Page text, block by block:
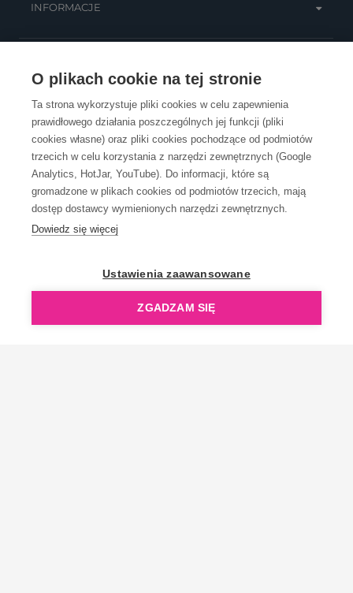
O plikach cookie na tej stronie
Ta strona wykorzystuje pliki cookies w celu zapewnienia
prawidłowego działania poszczególnych jej funkcji (pliki
cookies własne) oraz pliki cookies pochodzące od podmiotów
trzecich w celu korzystania z narzędzi zewnętrznych (Google
Analytics, HotJar, YouTube). Do informacji, które są
gromadzone w plikach cookies od podmiotów trzecich, mają
dostęp dostawcy wymienionych narzędzi zewnętrznych.
Dowiedz się więcej
Ustawienia zaawansowane
ZGADZAM SIĘ
INFORMACJE
OBSŁUGA KLIENTA
KONTAKT
OpenGift jest częścią ReflectGroup.